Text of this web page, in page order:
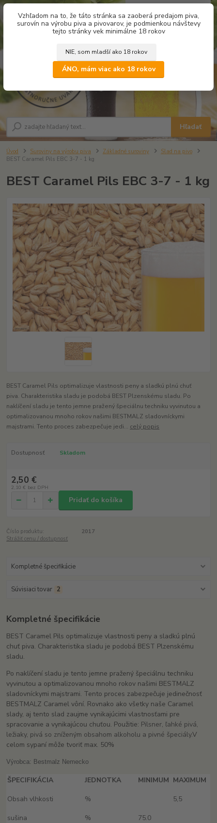
Vzhľadom na to, že táto stránka sa zaoberá predajom piva,
surovín na výrobu piva a pivovarov, je podmienkou návštevy
tejto stránky vek minimálne 18 rokov
NIE, som mladší ako 18 rokov
ÁNO, mám viac ako 18 rokov
Hľadať
za0,00 €
Úvod Suroviny na výrobu piva Základné suroviny
Slad na pivo
BEST Caramel Pils EBC 3-7 - 1 kg
BEST Caramel Pils EBC 3-7 - 1 kg
BEST Caramel Pils optimalizuje vlastnosti peny a sladkú plnú chuť
piva. Charakteristika sladu je podobá BEST Plzenskému sladu. Po
naklíčení sladu je tento jemne pražený špeciálnu techniku ​​vyvinutou a
optimalizovanou mnoho rokov našimi BESTMALZ sladovníckymi
majstrami. Tento proces zabezpečuje jedi... celý popis
Dostupnosť Skladom
2,50 €
2,10 € bez DPH
Pridať do košíka
Číslo produktu:
2017
Strážiť cenu / dostupnosť
Kompletné špecifikácie
Súvisiaci tovar 2
Kompletné špecifikácie
BEST Caramel Pils optimalizuje vlastnosti peny a sladkú plnú
chuť piva. Charakteristika sladu je podobá BEST Plzenskému
sladu.
Po naklíčení sladu je tento jemne pražený špeciálnu techniku ​​
vyvinutou a optimalizovanou mnoho rokov našimi BESTMALZ
sladovníckymi majstrami. Tento proces zabezpečuje jedinečnosť
BESTMALZ Caramel vôní. Rovnako ako všetky naše Caramel
slady, aj tento slad zaujme vynikajúcimi vlastnosťami pre
spracovanie a vynikajúcou chuťou. Použitie: Pilsner, ľahké pivá,
ležiaky, pivá so zníženým obsahom alkoholu a pivné špeciály.V
celom sypaní môže tvoriť max. 50%
Výrobca: Bestmalz Nemecko
ŠPECIFIKÁCIA JEDNOTKA MINIMUM MAXIMUM
Obsah vlhkosti % 5,5
sušina % 75.0